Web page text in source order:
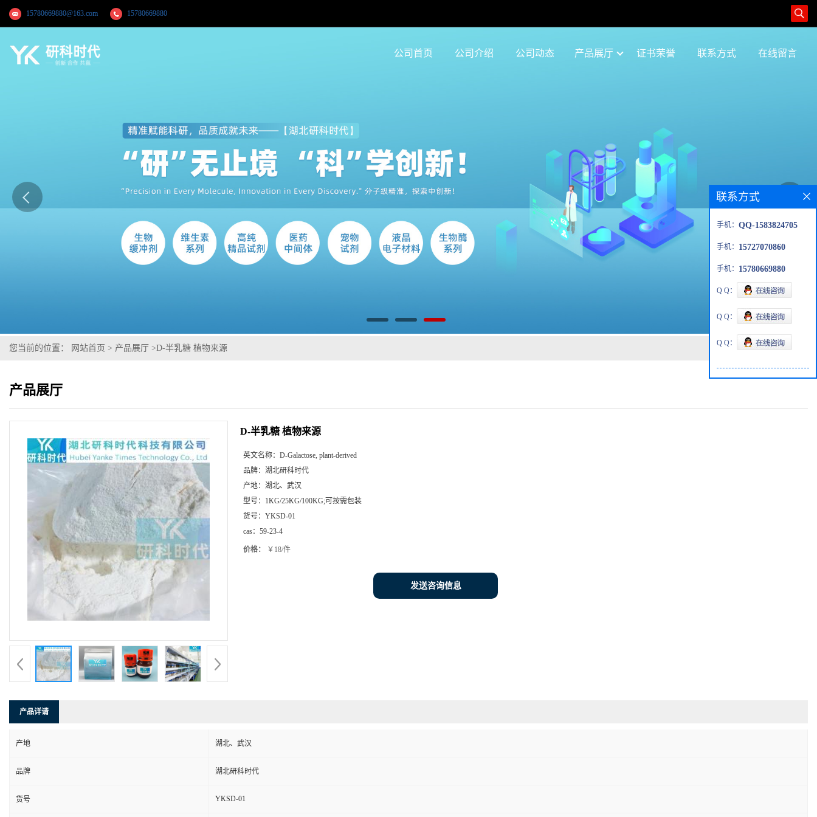
15780669880@163.com 15780669880
公司首页 公司介绍 公司动态 产品展厅 证书荣誉 联系方式 在线留言
您当前的位置： 网站首页 > 产品展厅 >D-半乳糖 植物来源
产品展厅
D-半乳糖 植物来源
英文名称： D-Galactose, plant-derived
品牌： 湖北研科时代
产地： 湖北、武汉
型号： 1KG/25KG/100KG;可按需包装
货号： YKSD-01
cas： 59-23-4
价格： ￥18/件
发送咨询信息
产品详请
产地 湖北、武汉
品牌 湖北研科时代
货号 YKSD-01
联系方式
手机： QQ-1583824705
手机： 15727070860
手机： 15780669880
Q Q：
Q Q：
Q Q：